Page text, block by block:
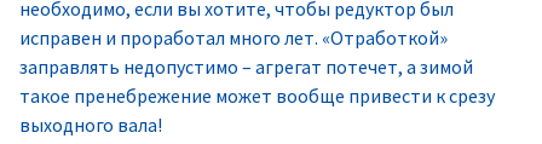
необходимо, если вы хотите, чтобы редуктор был
исправен и проработал много лет. «Отработкой»
заправлять недопустимо – агрегат потечет, а зимой
такое пренебрежение может вообще привести к срезу
выходного вала!